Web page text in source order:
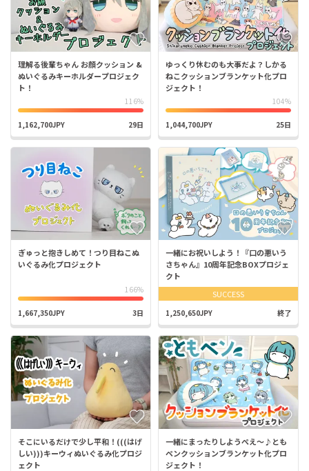
理解る後輩ちゃん お顔クッション &
ぬいぐるみキーホルダープロジェク
ト！
116%
1,162,700JPY 29日
ゆっくり休むのも大事だよ？しかる
ねこクッションブランケット化プロ
ジェクト！
104%
1,044,700JPY 25日
ぎゅっと抱きしめて！つり目ねこぬ
いぐるみ化プロジェクト
166%
1,667,350JPY 3日
一緒にお祝いしよう！『口の悪いう
さちゃん』10周年記念BOXプロジェ
クト
SUCCESS
1,250,650JPY 終了
そこにいるだけで少し平和！(((はげ
しい)))キーウィぬいぐるみ化プロジ
ェクト
一緒にまったりしようぺえ〜♪とも
ペンクッションブランケット化プロ
ジェクト！